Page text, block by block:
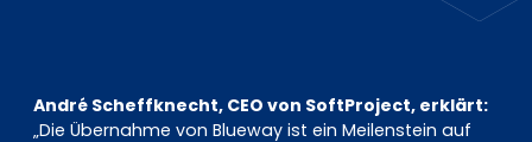
André Scheffknecht, CEO von SoftProject, erklärt:
„Die Übernahme von Blueway ist ein Meilenstein auf